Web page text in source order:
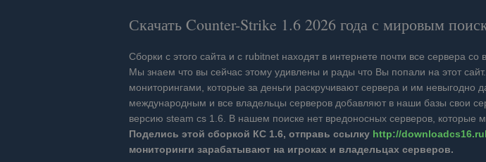
Скачать Counter-Strike 1.6 2026 года с мировым
Сборки с этого сайта и с rubitnet находят в интернете почти все сервера
Мы знаем что вы сейчас этому удивлены и рады что Вы попали на этот
мониторингами, которые за деньги раскручивают сервера и им невыгодно
международным и все владельцы серверов добавляют в наши базы свои
версию steam cs 1.6. В нашем поиске нет вредоносных серверов, которые
Поделись этой сборкой КС 1.6, отправь ссылку http://
мониторинги зарабатывают на игроках и владельцах серверов.